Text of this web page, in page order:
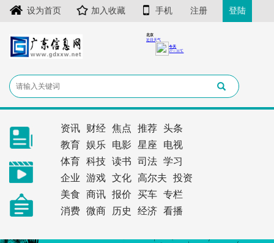
设为首页 加入收藏 手机 注册 登陆
资讯 财经 焦点 推荐
头条
教育
娱乐 电影 星座
电视
体育
科技 读书 司法
学习
企业
游戏 文化 高尔夫
投资
美食
商讯 报价 买车
专栏
消费
微商 历史 经济 看播